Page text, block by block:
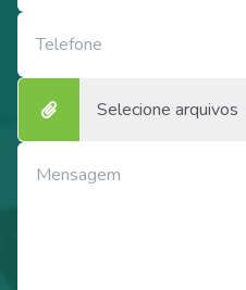
Selecione arquivos